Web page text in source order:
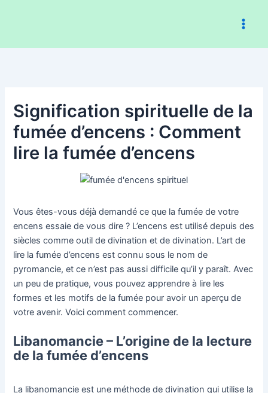
Signification spirituelle de la
fumée d’encens : Comment
lire la fumée d’encens
Vous êtes-vous déjà demandé ce que la fumée de votre
encens essaie de vous dire ? L’encens est utilisé depuis des
siècles comme outil de divination et de divination. L’art de
lire la fumée d’encens est connu sous le nom de
pyromancie, et ce n’est pas aussi difficile qu’il y paraît. Avec
un peu de pratique, vous pouvez apprendre à lire les
formes et les motifs de la fumée pour avoir un aperçu de
votre avenir. Voici comment commencer.
Libanomancie – L’origine de la lecture
de la fumée d’encens
La libanomancie est une méthode de divination qui utilise la